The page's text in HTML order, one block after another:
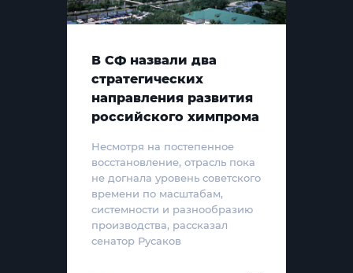
В СФ назвали два
стратегических
направления развития
российского химпрома
Несмотря на постепенное
восстановление, отрасль пока
не догнала уровень советского
времени по масштабам,
системности и разнообразию
производства, рассказал
сенатор Русаков